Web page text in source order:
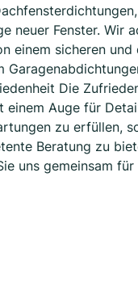
neuer Fenster. Wir
einem sicheren
Die
Auge für
zu erfüllen,
Beratung zu
uns gemeinsam